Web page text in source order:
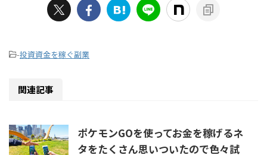
-投資資金を稼ぐ副業
関連記事
ポケモンGOを使ってお金を稼げるネ
タをたくさん思いついたので色々試